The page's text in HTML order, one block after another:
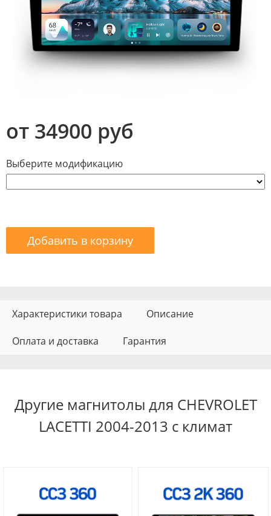
от 34900 руб
Выберите модификацию
Добавить в корзину
Характеристики товара Описание
Оплата и доставка Гарантия
Другие магнитолы для CHEVROLET
LACETTI 2004-2013 с климат